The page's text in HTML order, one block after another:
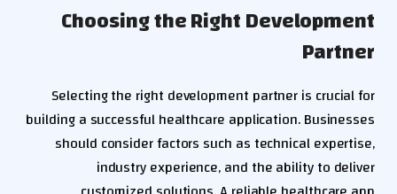
Choosing the Right Development
Partner
Selecting the right development partner is crucial for
building a successful healthcare application. Businesses
should consider factors such as technical expertise,
industry experience, and the ability to deliver